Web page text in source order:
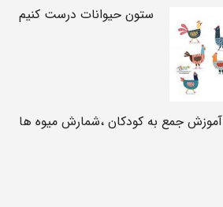
ستون حیوانات درست کنیم
آموزش جمع به کودکان ،شمارش میوه ها